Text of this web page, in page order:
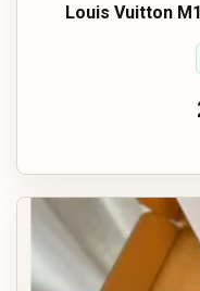
Louis Vuitton